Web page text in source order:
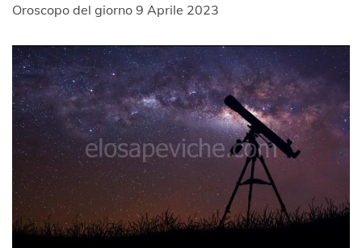
Oroscopo del giorno 9 Aprile 2023